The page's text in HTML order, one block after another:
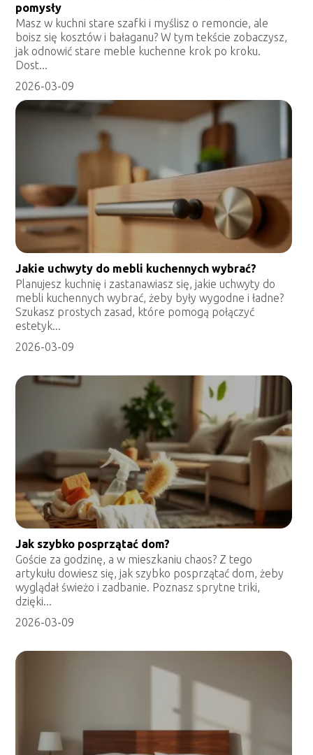
pomysły
Masz w kuchni stare szafki i myślisz o remoncie, ale
boisz się kosztów i bałaganu? W tym tekście zobaczysz,
jak odnowić stare meble kuchenne krok po kroku.
Dost...
2026-03-09
Jakie uchwyty do mebli kuchennych wybrać?
Planujesz kuchnię i zastanawiasz się, jakie uchwyty do
mebli kuchennych wybrać, żeby były wygodne i ładne?
Szukasz prostych zasad, które pomogą połączyć
estetyk...
2026-03-09
Jak szybko posprzątać dom?
Goście za godzinę, a w mieszkaniu chaos? Z tego
artykułu dowiesz się, jak szybko posprzątać dom, żeby
wyglądał świeżo i zadbanie. Poznasz sprytne triki,
dzięki...
2026-03-09